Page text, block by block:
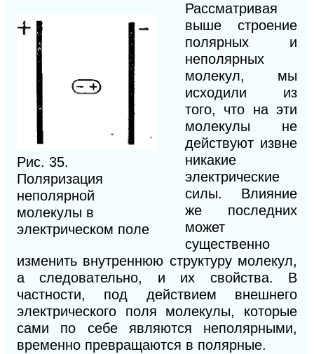
Рис. 35.
Поляризация
неполярной
молекулы в
электрическом поле
Рассматривая
выше строение
полярных и
неполярных
молекул, мы
исходили из
того, что на эти
молекулы не
действуют извне
никакие
электрические
силы. Влияние
же последних
может
существенно
изменить внутреннюю структуру молекул,
а следовательно, и их свойства. В
частности, под действием внешнего
электрического поля молекулы, которые
сами по себе являются неполярными,
временно превращаются в полярные.